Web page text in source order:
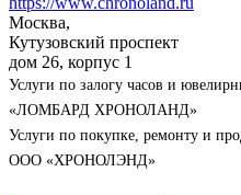
Москва,
Кутузовский проспект
дом 26, корпус 1
Услуги по залогу часов и
«ЛОМБАРД ХРОНОЛАНД»
Услуги по покупке, ремонту и
ООО «ХРОНОЛЭНД»